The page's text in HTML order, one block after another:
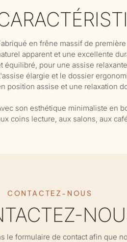
en frêne massif de
apparent et une excellente
équilibré, pour une assise
élargie et le dossier
position assise et une relaxation
son esthétique minimaliste en
coins lecture, aux salons, aux
CONTACTEZ-NOUS
formulaire de contact afin que